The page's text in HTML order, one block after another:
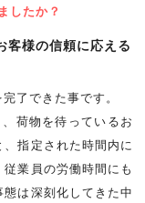
したか？
客様の信頼に応える
了できた事です。
荷物を待っているお
指定された時間内に
業員の労働時間にも
は深刻化してきた中